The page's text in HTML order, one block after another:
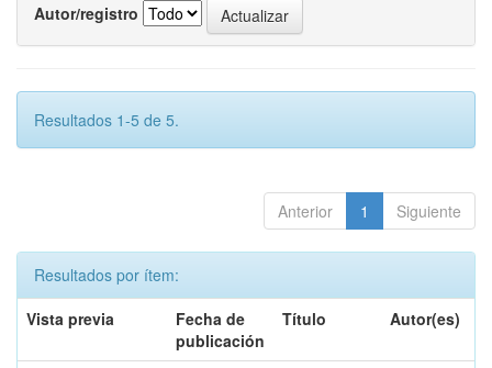
Autor/registro
Resultados 1-5 de 5.
Anterior 1 Siguiente
Resultados por ítem:
Vista previa
Fecha de
publicación
Título Autor(es)